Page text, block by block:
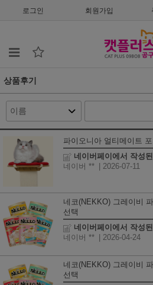
로그인 회원가입
상품후기
파이오니아 얼티메이트
네이버페이에서 작성
네이버 **
| 2026-07-11
네코(NEKKO) 그레이비
선택
네이버페이에서 작성
네이버 **
| 2026-04-24
네코(NEKKO) 그레이비
선택